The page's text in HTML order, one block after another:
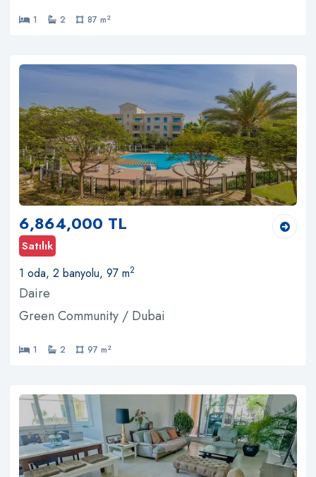
1 2 87 m2
6,864,000 TL
Satılık
1 oda, 2 banyolu, 97 m2
Daire
Green Community / Dubai
1 2 97 m2